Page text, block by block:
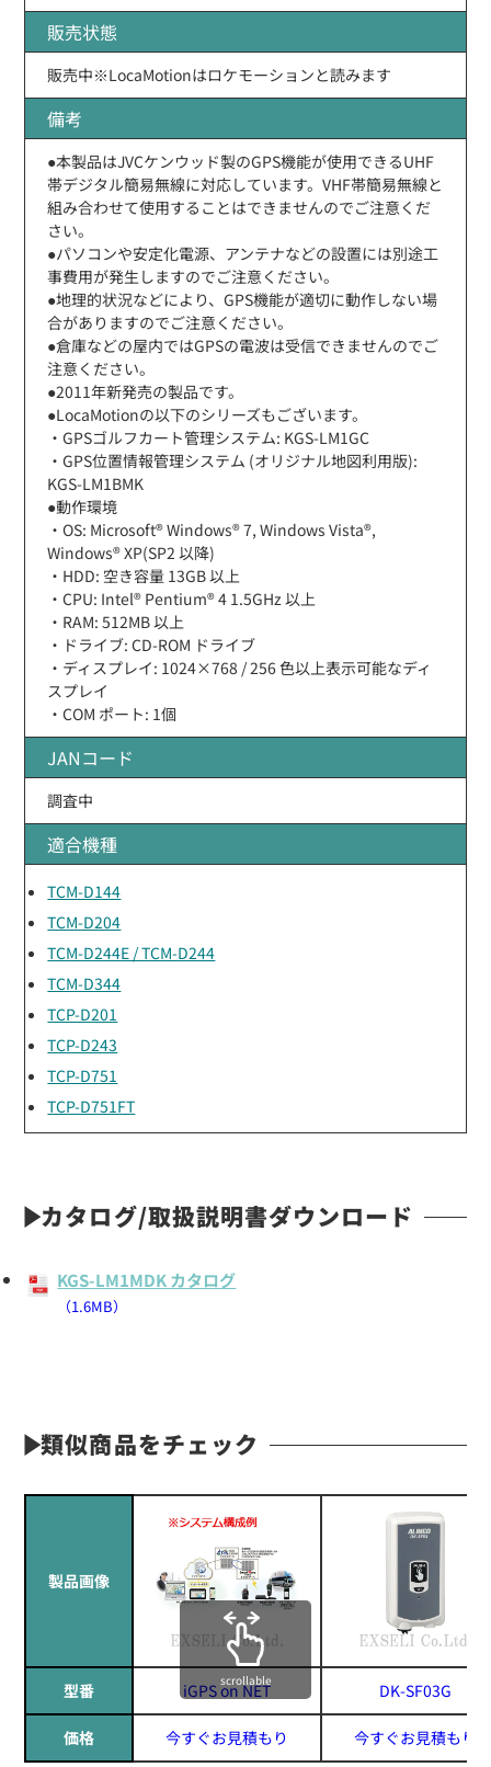
販売状態
販売中※LocaMotionはロケモーションと読みます
備考
●本製品はJVCケンウッド製のGPS機能が使用できるUHF
帯デジタル簡易無線に対応しています。VHF帯簡易無線と
組み合わせて使用することはできませんのでご注意くだ
さい。
●パソコンや安定化電源、アンテナなどの設置には別途工
事費用が発生しますのでご注意ください。
●地理的状況などにより、GPS機能が適切に動作しない場
合がありますのでご注意ください。
●倉庫などの屋内ではGPSの電波は受信できませんのでご
注意ください。
●2011年新発売の製品です。
●LocaMotionの以下のシリーズもございます。
・GPSゴルフカート管理システム: KGS-LM1GC
・GPS位置情報管理システム (オリジナル地図利用版):
KGS-LM1BMK
●動作環境
・OS: Microsoft® Windows® 7, Windows Vista®,
Windows® XP(SP2 以降)
・HDD: 空き容量 13GB 以上
・CPU: Intel® Pentium® 4 1.5GHz 以上
・RAM: 512MB 以上
・ドライブ: CD-ROM ドライブ
・ディスプレイ: 1024×768 / 256 色以上表示可能なディ
スプレイ
・COM ポート: 1個
JANコード
調査中
適合機種
TCM-D144
TCM-D204
TCM-D244E / TCM-D244
TCM-D344
TCP-D201
TCP-D243
TCP-D751
TCP-D751FT
カタログ/取扱説明書ダウンロード
KGS-LM1MDK カタログ
（1.6MB）
類似商品をチェック
製品画像
型番 iGPS on NET DK-SF03G
価格 今すぐお見積もり 今すぐお見積もり
scrollable